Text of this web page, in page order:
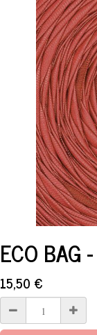
ECO BAG
15,50 €